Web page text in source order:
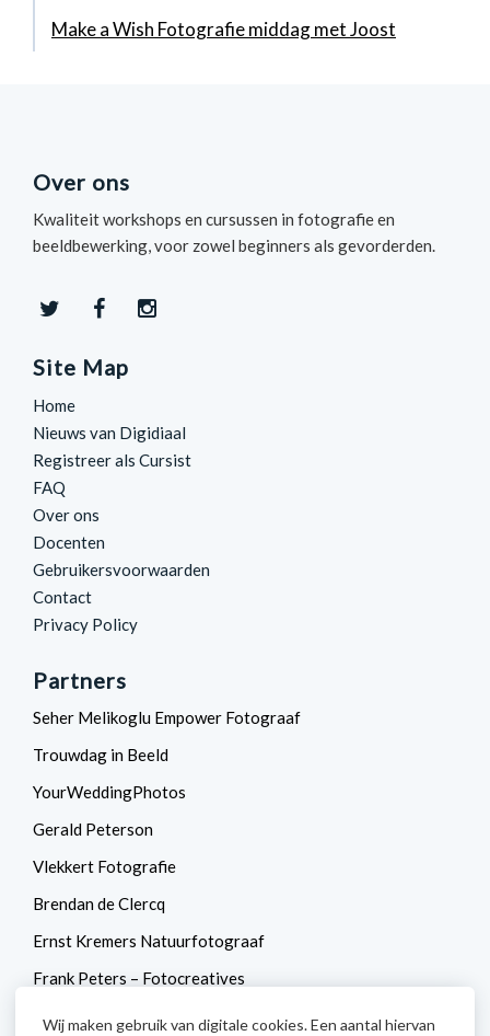
Make a Wish Fotografie middag met Joost
Over ons
Kwaliteit workshops en cursussen in fotografie en
beeldbewerking, voor zowel beginners als gevorderden.
Site Map
Home
Nieuws van Digidiaal
Registreer als Cursist
FAQ
Over ons
Docenten
Gebruikersvoorwaarden
Contact
Privacy Policy
Partners
Seher Melikoglu Empower Fotograaf
Trouwdag in Beeld
YourWeddingPhotos
Gerald Peterson
Vlekkert Fotografie
Brendan de Clercq
Ernst Kremers Natuurfotograaf
Frank Peters – Fotocreatives
Betty van Engelen
Wij maken gebruik van digitale cookies. Een aantal hiervan